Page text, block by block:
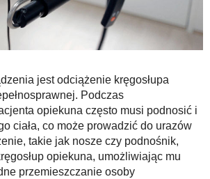
jest odciążenie kręgosłupa
Podczas
opiekuna często musi podnosić i
ciała, co może prowadzić do urazów
takie jak nosze czy podnośnik,
opiekuna, umożliwiając mu
przemieszczanie osoby